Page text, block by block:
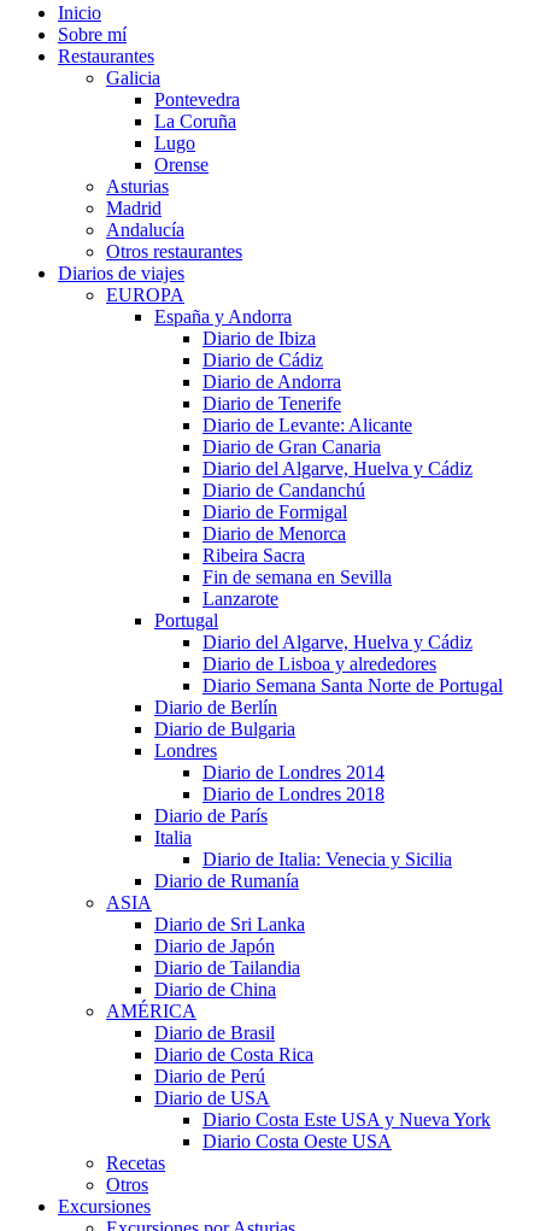
Inicio
Sobre mí
Restaurantes
Galicia
Pontevedra
La Coruña
Lugo
Orense
Asturias
Madrid
Andalucía
Otros restaurantes
Diarios de viajes
EUROPA
España y Andorra
Diario de Ibiza
Diario de Cádiz
Diario de Andorra
Diario de Tenerife
Diario de Levante: Alicante
Diario de Gran Canaria
Diario del Algarve, Huelva y Cádiz
Diario de Candanchú
Diario de Formigal
Diario de Menorca
Ribeira Sacra
Fin de semana en Sevilla
Lanzarote
Portugal
Diario del Algarve, Huelva y Cádiz
Diario de Lisboa y alrededores
Diario Semana Santa Norte de Portugal
Diario de Berlín
Diario de Bulgaria
Londres
Diario de Londres 2014
Diario de Londres 2018
Diario de París
Italia
Diario de Italia: Venecia y Sicilia
Diario de Rumanía
ASIA
Diario de Sri Lanka
Diario de Japón
Diario de Tailandia
Diario de China
AMÉRICA
Diario de Brasil
Diario de Costa Rica
Diario de Perú
Diario de USA
Diario Costa Este USA y Nueva York
Diario Costa Oeste USA
Recetas
Otros
Excursiones